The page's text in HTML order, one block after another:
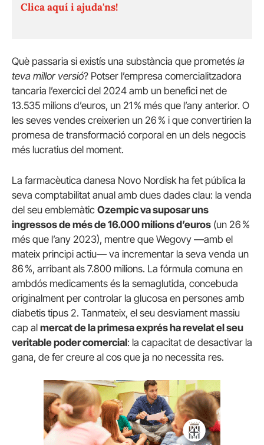
Clica aquí i ajuda'ns!
Què passaria si existís una substància que prometés la
teva millor versió? Potser l’empresa comercialitzadora
tancaria l’exercici del 2024 amb un benefici net de
13.535 milions d’euros, un 21 % més que l’any anterior. O
les seves vendes creixerien un 26 % i que convertirien la
promesa de transformació corporal en un dels negocis
més lucratius del moment.
La farmacèutica danesa Novo Nordisk ha fet pública la
seva comptabilitat anual amb dues dades clau: la venda
del seu emblemàtic Ozempic va suposar uns
ingressos de més de 16.000 milions d’euros (un 26 %
més que l’any 2023), mentre que Wegovy —amb el
mateix principi actiu— va incrementar la seva venda un
86 %, arribant als 7.800 milions. La fórmula comuna en
ambdós medicaments és la semaglutida, concebuda
originalment per controlar la glucosa en persones amb
diabetis tipus 2. Tanmateix, el seu desviament massiu
cap al mercat de la primesa exprés ha revelat el seu
veritable poder comercial: la capacitat de desactivar la
gana, de fer creure al cos que ja no necessita res.